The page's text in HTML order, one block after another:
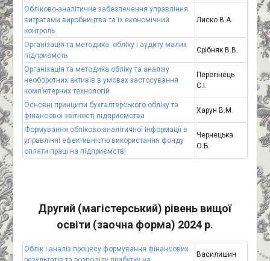
Обліково-аналітичне забезпечення управління
витратами виробництва та їх економічний
контроль
Лиско В.А.
Організація та методика обліку і аудиту малих
підприємств
Срібняк В.В.
Організація та методика обліку та аналізу
необоротних активів в умовах застосування
комп’ютерних технологій
Перегінець
С.І.
Основні принципи бухгалтерського обліку та
фінансової звітності підприємства
Харун В.М.
Формування обліково-аналітичної інформації в
управлінні ефективністю використання фонду
оплати праці на підприємстві
Чернецька
О.Б.
Другий (магістерський) рівень вищої
освіти (заочна форма) 2024 р.
Облік і аналіз процесу формування фінансових
Василишин